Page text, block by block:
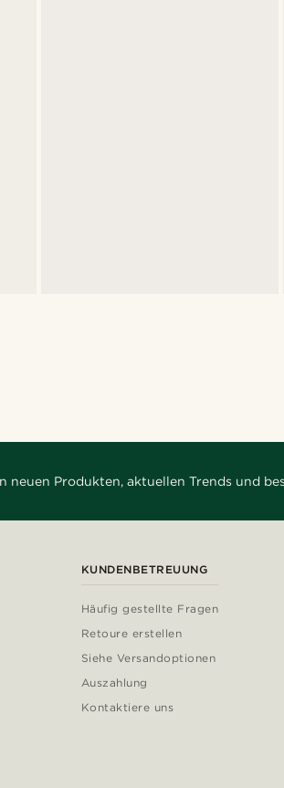
neuen Produkten, aktuellen Trends und
KUNDENBETREUUNG
Häufig gestellte Fragen
Retoure erstellen
Siehe Versandoptionen
Auszahlung
Kontaktiere uns